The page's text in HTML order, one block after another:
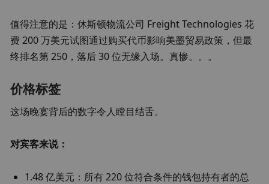
值得注意的是：休斯顿物流公司 Freight Technologies 花
费 200 万美元试图通过购买代币影响美墨贸易政策，但最
终排名第 250，落后 30 位无缘入场。真惨。。。
价格标签
这场晚宴背后的数字令人瞠目结舌。
对宾客来说：
1.48 亿美元：所有 220 位符合条件的钱包持有者的总